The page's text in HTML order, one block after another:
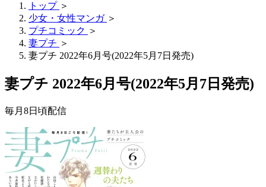
トップ ＞
少女・女性マンガ ＞
プチコミック ＞
妻プチ ＞
妻プチ 2022年6月号(2022年5月7日発売)
妻プチ 2022年6月号(2022年5月7日発売)
毎月8日頃配信